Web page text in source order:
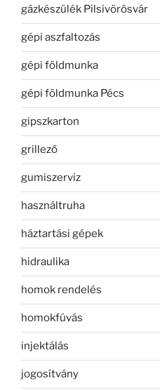
gázkészülék Pilsivörösvár
gépi aszfaltozás
gépi földmunka
gépi földmunka Pécs
gipszkarton
grillező
gumiszerviz
használtruha
háztartási gépek
hidraulika
homok rendelés
homokfúvás
injektálás
jogosítvány